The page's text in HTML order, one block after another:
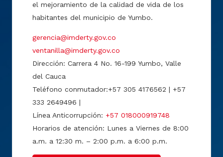
el mejoramiento de la calidad de vida de los
habitantes del municipio de Yumbo.
gerencia@imderty.gov.co
ventanilla@imderty.gov.co
Dirección: Carrera 4 No. 16-199 Yumbo, Valle
del Cauca
Teléfono conmutador:+57 305 4176562 | +57
333 2649496 |
Línea Anticorrupción: +57 018000919748
Horarios de atención: Lunes a Viernes de 8:00
a.m. a 12:30 m. – 2:00 p.m. a 6:00 p.m.